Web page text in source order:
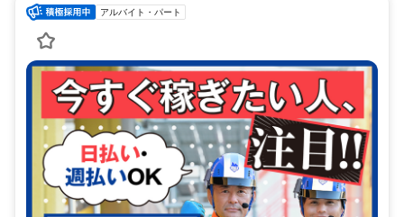
アルバイト・パート